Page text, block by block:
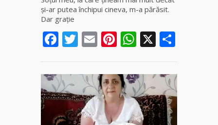
și-ar putea închipui cineva, m-a părăsit.
Dar graţie
Facebook
Twitter
EmailPinterest
WhatsApp
X